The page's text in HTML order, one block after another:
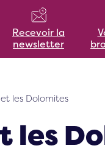
Recevoir la
newsletter
les Dolomites
les